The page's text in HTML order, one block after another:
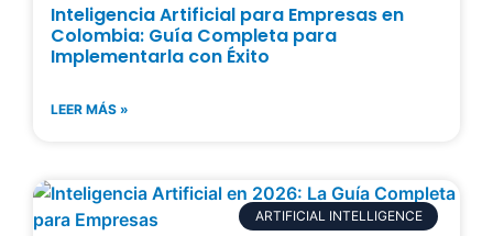
Inteligencia Artificial para Empresas en
Colombia: Guía Completa para
Implementarla con Éxito
LEER MÁS »
ARTIFICIAL INTELLIGENCE